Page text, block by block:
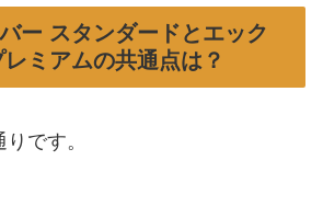
ー スタンダードとエック
ミアムの共通点は？
です。